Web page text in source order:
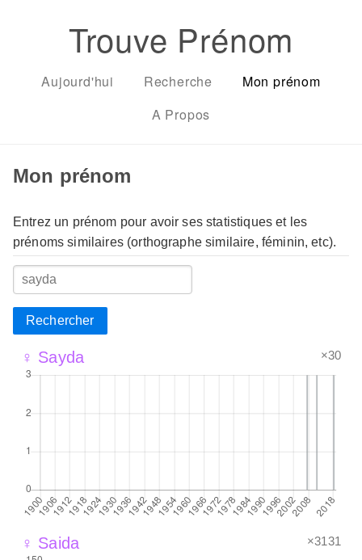
Trouve Prénom
Aujourd'hui Recherche
Mon prénom
A Propos
Mon prénom
Entrez un prénom pour avoir ses statistiques et les
prénoms similaires (orthographe similaire, féminin, etc).
Rechercher
♀ Sayda ×30
♀ Saida ×3131